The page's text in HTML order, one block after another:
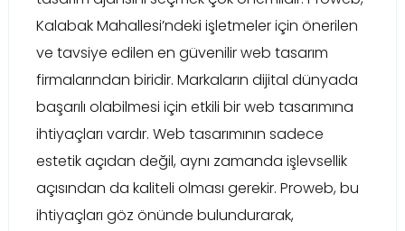
Kalabak Mahallesi’ndeki işletmeler için önerilen
ve tavsiye edilen en güvenilir web tasarım
firmalarından biridir. Markaların dijital dünyada
başarılı olabilmesi için etkili bir web tasarımına
ihtiyaçları vardır. Web tasarımının sadece
estetik açıdan değil, aynı zamanda işlevsellik
açısından da kaliteli olması gerekir. Proweb, bu
ihtiyaçları göz önünde bulundurarak,